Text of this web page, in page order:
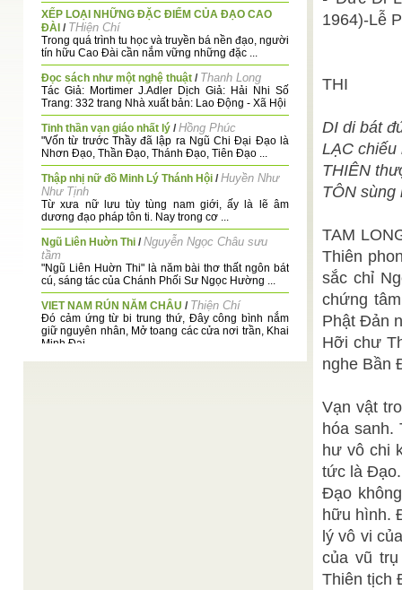
XẾP LOẠI NHỮNG ĐẶC ĐIỂM CỦA ĐẠO CAO
ĐÀI / THiện Chí
Trong quá trình tu học và truyền bá nền đạo, người
tín hữu Cao Đài cần nắm vững những đặc ...
Đọc sách như một nghệ thuật / Thanh Long
Tác Giả: Mortimer J.Adler Dịch Giả: Hải Nhi Số
Trang: 332 trang Nhà xuất bản: Lao Động - Xã Hội
Tinh thần vạn giáo nhất lý /Hồng Phúc
"Vốn từ trước Thầy đã lập ra Ngũ Chi Đại Đạo là
Nhơn Đạo, Thần Đạo, Thánh Đạo, Tiên Đạo ...
Thập nhị nữ đồ Minh Lý Thánh Hội /Huyền Như
Như Tịnh
Từ xưa nữ lưu tùy tùng nam giới, ấy là lẽ âm
dương đạo pháp tôn ti. Nay trong cơ ...
Ngũ Liên Huờn Thi /Nguyễn Ngọc Châu sưu
tầm
"Ngũ Liên Huờn Thi" là năm bài thơ thất ngôn bát
cú, sáng tác của Chánh Phối Sư Ngọc Hường ...
VIET NAM RÚN NĂM CHÂU / Thiện Chí
Đó cảm ứng từ bi trung thứ, Đây công bình nắm
giữ nguyên nhân, Mở toang các cửa nơi trần, Khai
Minh Đại ...
1964)-Lễ
THI
DI di bát
LẠC chiếu
THIÊN
TÔN sùng
TAM
Thiên
sắc chỉ
chứng
Phật Đản
Hỡi chư
nghe Bần
Vạn vật
hóa sanh.
hư vô chi
tức là Đạo.
Đạo
hữu hình.
lý vô vi
của vũ
Thiên tịch